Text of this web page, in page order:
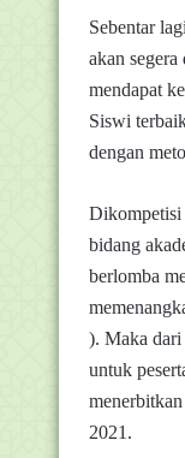
Sebentar
akan
mendapat
Siswi
dengan
Dikompetisi
bidang
berlomba
). Maka dari
untuk
2021.